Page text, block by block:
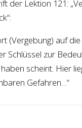
der Lektion 121:
(Vergebung) auf
Schlüssel zur
scheint. Hier
Gefahren…“